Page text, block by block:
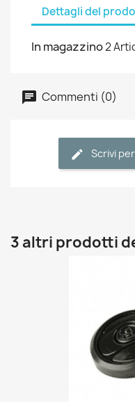
Dettagli del
In magazzino2
Commenti (0)
Scrivi
3 altri prodotti